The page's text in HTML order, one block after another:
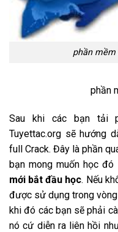
phần mềm
phần
Sau khi các bạn tải
Tuyettac.org sẽ hướng
full Crack. Đây là phần
bạn mong muốn học đó
mới bắt đầu học. Nếu
được sử dụng trong
khi đó các bạn sẽ phải
nó cứ diễn ra liên hồi